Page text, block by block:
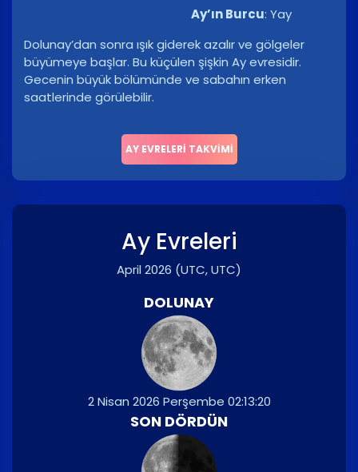
Ay’ın Burcu: Yay
Dolunay’dan sonra ışık giderek azalır ve gölgeler
büyümeye başlar. Bu küçülen şişkin Ay evresidir.
Gecenin büyük bölümünde ve sabahın erken
saatlerinde görülebilir.
AY EVRELERI TAKVIMI
Ay Evreleri
April 2026 (UTC, UTC)
DOLUNAY
2 Nisan 2026 Perşembe 02:13:20
SON DÖRDÜN